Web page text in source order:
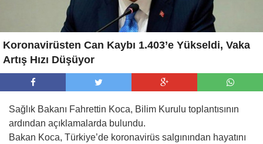
Koronavirüsten Can Kaybı 1.403’e Yükseldi, Vaka
Artış Hızı Düşüyor
Sağlık Bakanı Fahrettin Koca, Bilim Kurulu toplantısının
ardından açıklamalarda bulundu.
Bakan Koca, Türkiye’de koronavirüs salgınından hayatını